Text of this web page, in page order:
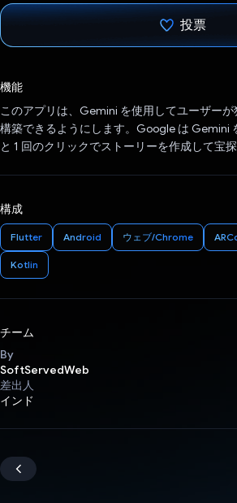
投票
機能
このアプリは、Gemini を使用してユーザーが
構築できるようにします。Google は Gemini
と 1 回のクリックでストーリーを作成して宝
構成
Flutter Android ウェブ/Chrome
Kotlin
チーム
By
SoftServedWeb
差出人
インド